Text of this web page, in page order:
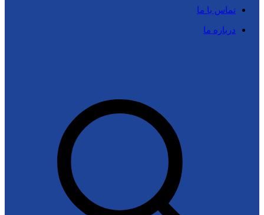
تماس با ما
درباره ما